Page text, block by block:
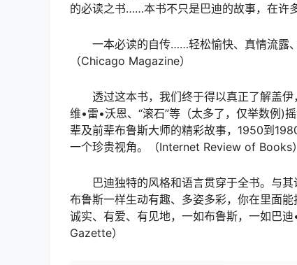
的必读之书……本书不只是巴迪的故事，在许
一本必读的自传……轻松愉快、真情流露
（Chicago Magazine）
透过这本书，我们终于得以真正了解盖
维•雷•沃恩、“滚石”等（太多了，仅举数例)
辈及前辈布鲁斯大师的精彩故事，1950到
一个珍贵视角。（Internet Review of Books）
巴迪独特的风格和语言贯穿于全书。与
布鲁斯一样生动有趣、多姿多彩，你在里面
诚实、有爱、有见地，一如布鲁斯，一如巴
Gazette）